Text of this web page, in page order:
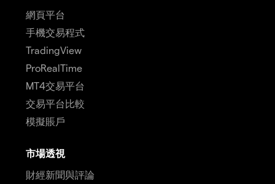
網頁平台
手機交易程式
TradingView
ProRealTime
MT4交易平台
交易平台比較
模擬賬戶
市場透視
財經新聞與評論